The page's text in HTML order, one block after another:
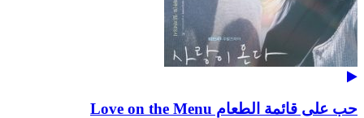
حب على قائمة الطعام Love on the Menu